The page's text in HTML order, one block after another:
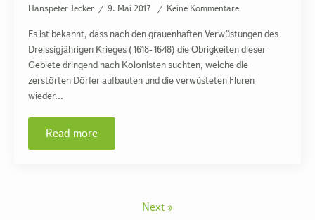
Hanspeter Jecker 9. Mai 2017 Keine Kommentare
Es ist bekannt, dass nach den grauenhaften Verwüstungen des
Dreissigjährigen Krieges (1618-1648) die Obrigkeiten dieser
Gebiete dringend nach Kolonisten suchten, welche die
zerstörten Dörfer aufbauten und die verwüsteten Fluren
wieder…
Read more
Next »